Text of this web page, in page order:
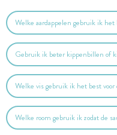
Welke aardappelen gebruik ik
Gebruik ik beter kippenbillen of
Welke vis gebruik ik het best voor
Welke room gebruik ik zodat de